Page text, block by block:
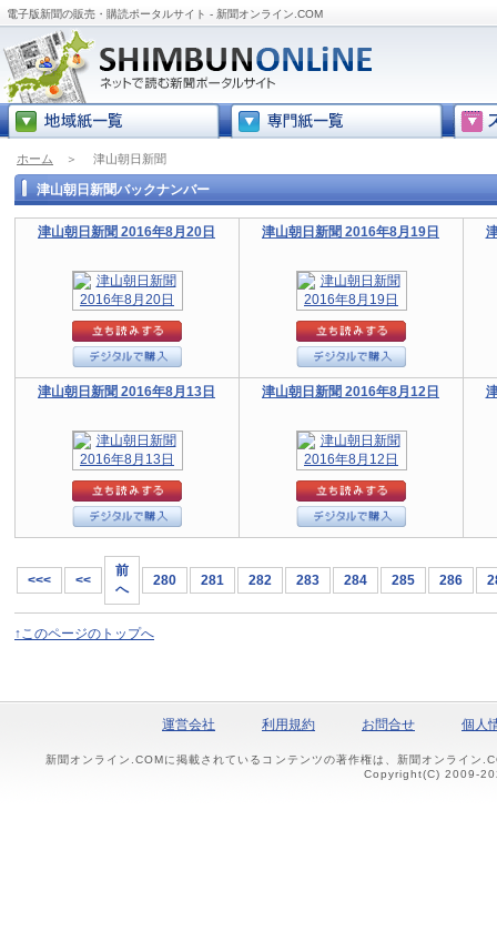
電子版新聞の販売・購読ポータルサイト - 新聞オンライン.COM
ホーム ＞ 津山朝日新聞
津山朝日新聞バックナンバー
津山朝日新聞 2016年8月20日 津山朝日新聞 2016年8月19日
津山朝日新聞 2016年8月13日 津山朝日新聞 2016年8月12日
<<< <<
前
へ
280 281 282 283 284 285 286
↑このページのトップへ
運営会社 利用規約 お問合せ 個人
新聞オンライン.COMに掲載されているコンテンツの著作権は、新聞オンライン
Copyright(C) 2009-